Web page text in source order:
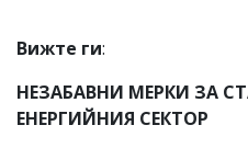
Вижте ги:
НЕЗАБАВНИ МЕРКИ ЗА
ЕНЕРГИЙНИЯ СЕКТОР